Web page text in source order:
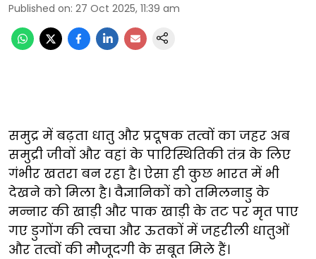
Published on: 27 Oct 2025, 11:39 am
समुद्र में बढ़ता धातु और प्रदूषक तत्वों का जहर अब
समुद्री जीवों और वहां के पारिस्थितिकी तंत्र के लिए
गंभीर खतरा बन रहा है। ऐसा ही कुछ भारत में भी
देखने को मिला है। वैज्ञानिकों को तमिलनाडु के
मन्नार की खाड़ी और पाक खाड़ी के तट पर मृत पाए
गए डुगोंग की त्वचा और ऊतकों में जहरीली धातुओं
और तत्वों की मौजूदगी के सबूत मिले हैं।